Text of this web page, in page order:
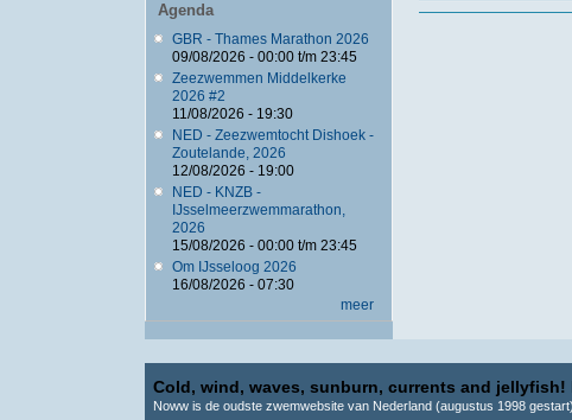
Agenda
GBR - Thames Marathon 2026
09/08/2026 - 00:00t/m 23:45
Zeezwemmen Middelkerke
2026 #2
11/08/2026 - 19:30
NED - Zeezwemtocht Dishoek -
Zoutelande, 2026
12/08/2026 - 19:00
NED - KNZB -
IJsselmeerzwemmarathon,
2026
15/08/2026 - 00:00t/m 23:45
Om IJsseloog 2026
16/08/2026 - 07:30
meer
Cold, wind, waves, sunburn, currents and
Noww is de oudste zwemwebsite van Nederland (augustus 1998 gestart)